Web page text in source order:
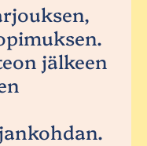
jälkeen